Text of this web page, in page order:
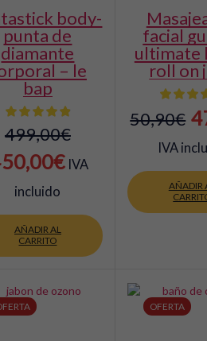
punta de
diamante
– le
bap
499,00€
€El
actual
450,00€.
IVA
incluido
AÑADIR AL
CARRITO
masajeador
facial
ultimate
roll on
50,90€ El
IVA
AÑADIR
OFERTA